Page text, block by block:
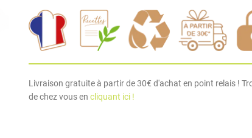
Livraison gratuite à partir de 30€ d'achat en point relais !
de chez vous en cliquant ici !